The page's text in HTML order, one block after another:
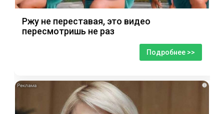
Ржу не переставая, это видео
пересмотришь не раз
Подробнее >>
i